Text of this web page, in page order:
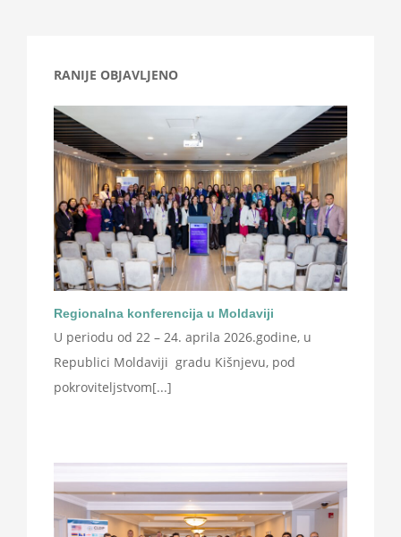
RANIJE OBJAVLJENO
Regionalna konferencija u Moldaviji
U periodu od 22 – 24. aprila 2026.godine, u
Republici Moldaviji gradu Kišnjevu, pod
pokroviteljstvom[...]